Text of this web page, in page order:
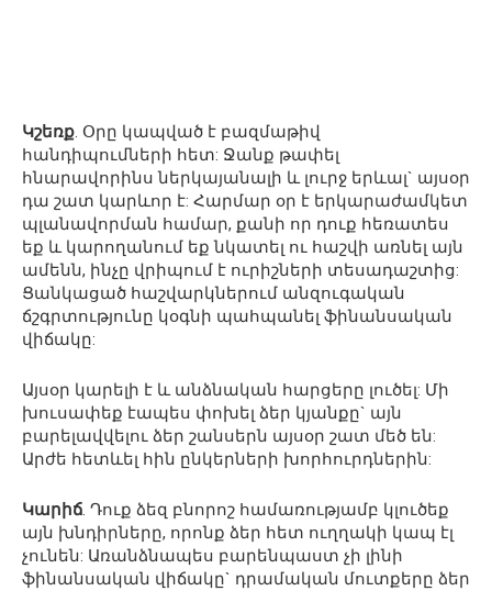
Կշեռք. Օրը կապված է բազմաթիվ
հանդիպումների հետ: Ջանք թափել
հնարավորինս ներկայանալի և լուրջ երևալ` այսօր
դա շատ կարևոր է: Հարմար օր է երկարաժամկետ
պլանավորման համար, քանի որ դուք հեռատես
եք և կարողանում եք նկատել ու հաշվի առնել այն
ամենն, ինչը վրիպում է ուրիշների տեսադաշտից:
Ցանկացած հաշվարկներում անզուգական
ճշգրտությունը կօգնի պահպանել ֆինանսական
վիճակը:
Այսօր կարելի է և անձնական հարցերը լուծել: Մի
խուսափեք էապես փոխել ձեր կյանքը` այն
բարելավվելու ձեր շանսերն այսօր շատ մեծ են:
Արժե հետևել հին ընկերների խորհուրդներին:
Կարիճ. Դուք ձեզ բնորոշ համառությամբ կլուծեք
այն խնդիրները, որոնք ձեր հետ ուղղակի կապ էլ
չունեն: Առանձնապես բարենպաստ չի լինի
ֆինանսական վիճակը` դրամական մուտքերը ձեր